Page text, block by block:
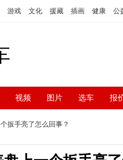
游戏 文化 援藏 插画 健康 公
视频 图片 选车 报
扳手亮了怎么回事？